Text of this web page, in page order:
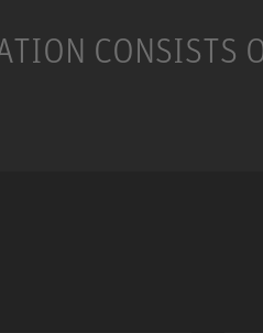
CONSISTS